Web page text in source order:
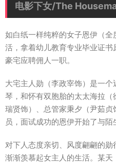
电影下女/The
如白纸一样纯粹的女子恩伊（
活，拿着幼儿教育专业毕业证
豪宅应聘佣人一职。
大宅主人勋（李政宰饰）是一
琴，和怀有双胞胎的太太海拉
瑞贤饰）、总管家秉夕（尹茹
员，面试成功的恩伊开始了与陌
对下人态度亲切、风度翩翩的
渐渐羡慕起女主人的生活。某